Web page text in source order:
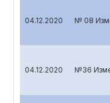
04.12.2020 № 08
04.12.2020 №36